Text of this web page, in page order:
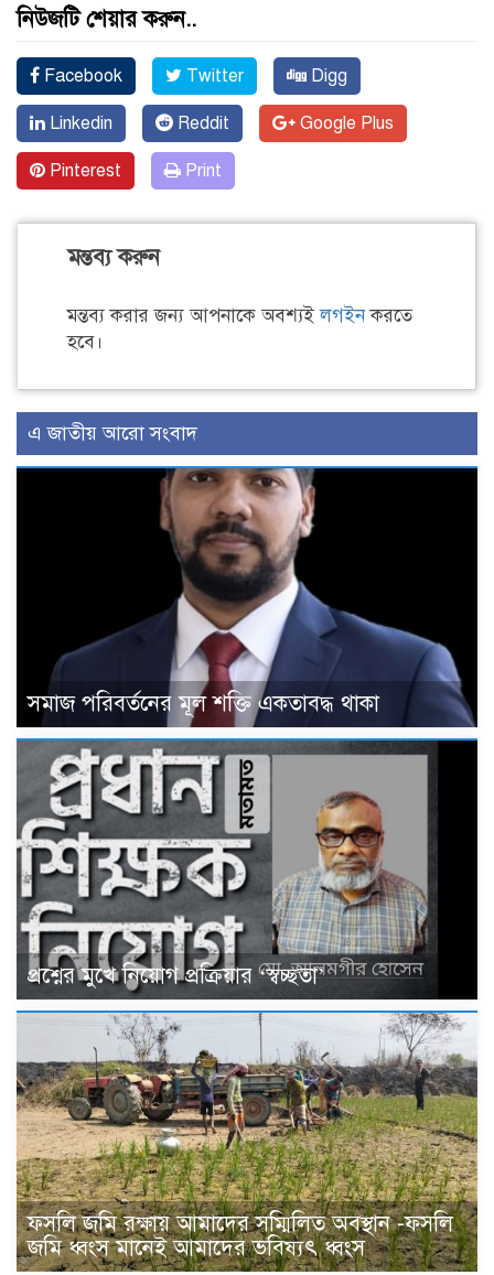
নিউজটি শেয়ার করুন..
Facebook Twitter Digg
Linkedin Reddit Google Plus
Pinterest Print
মন্তব্য করুন
মন্তব্য করার জন্য আপনাকে অবশ্যইলগইনকরতে
হবে।
এ জাতীয় আরো সংবাদ
সমাজ পরিবর্তনের মূল শক্তি একতাবদ্ধ থাকা
প্রশ্নের মুখে নিয়োগ প্রক্রিয়ার ‘স্বচ্ছতা’
ফসলি জমি রক্ষায় আমাদের সম্মিলিত অবস্থান -ফসলি
জমি ধ্বংস মানেই আমাদের ভবিষ্যৎ ধ্বংস